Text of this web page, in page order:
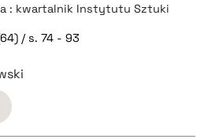
: kwartalnik Instytutu Sztuki
/ s. 74 - 93